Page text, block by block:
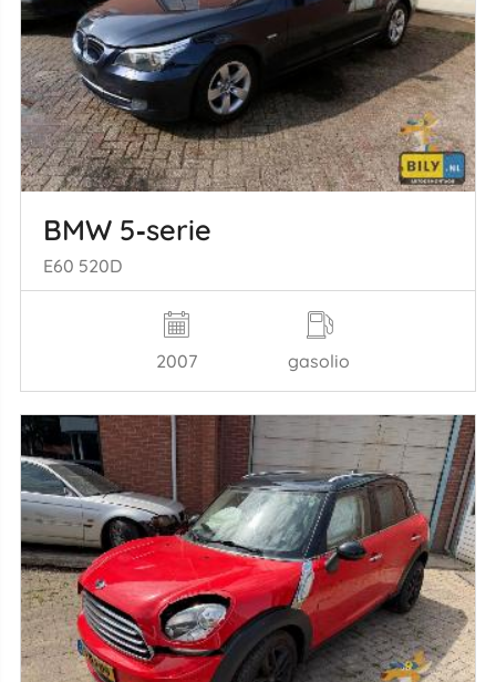
BMW 5‑serie
E60 520D
2007 gasolio